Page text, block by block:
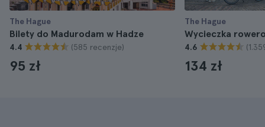
The Hague
Bilety do Madurodam w Hadze
4.4 (585 recenzje)
95 zł
The Hague
Wycieczka
4.6
134 zł